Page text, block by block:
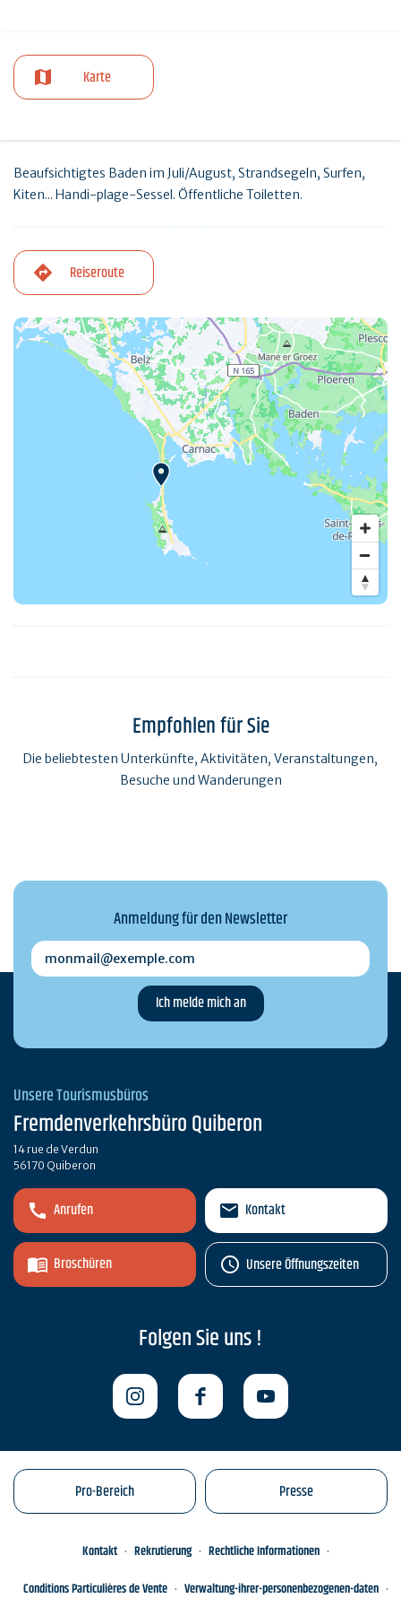
Karte
Beaufsichtigtes Baden im Juli/August, Strandsegeln, Surfen,
Kiten... Handi-plage-Sessel. Öffentliche Toiletten.
Reiseroute
Empfohlen für Sie
Die beliebtesten Unterkünfte, Aktivitäten, Veranstaltungen,
Besuche und Wanderungen
Anmeldung für den Newsletter
monmail@exemple.com
Unsere Tourismusbüros
Fremdenverkehrsbüro Quiberon
14 rue de Verdun
56170 Quiberon
Anrufen
Broschüren
Kontakt
Unsere Öffnungszeiten
Folgen Sie uns !
Pro-Bereich Presse
Kontakt Rekrutierung
Rechtliche Informationen
Conditions Particulières de Vente
Verwaltung-ihrer-personenbezogenen-daten